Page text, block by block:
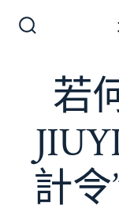
若
計